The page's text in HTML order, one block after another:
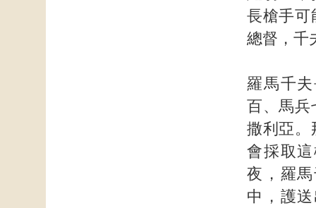
長槍手可
總督，千
羅馬千
百、馬兵
撒利亞。
會採取
夜，羅
中，護